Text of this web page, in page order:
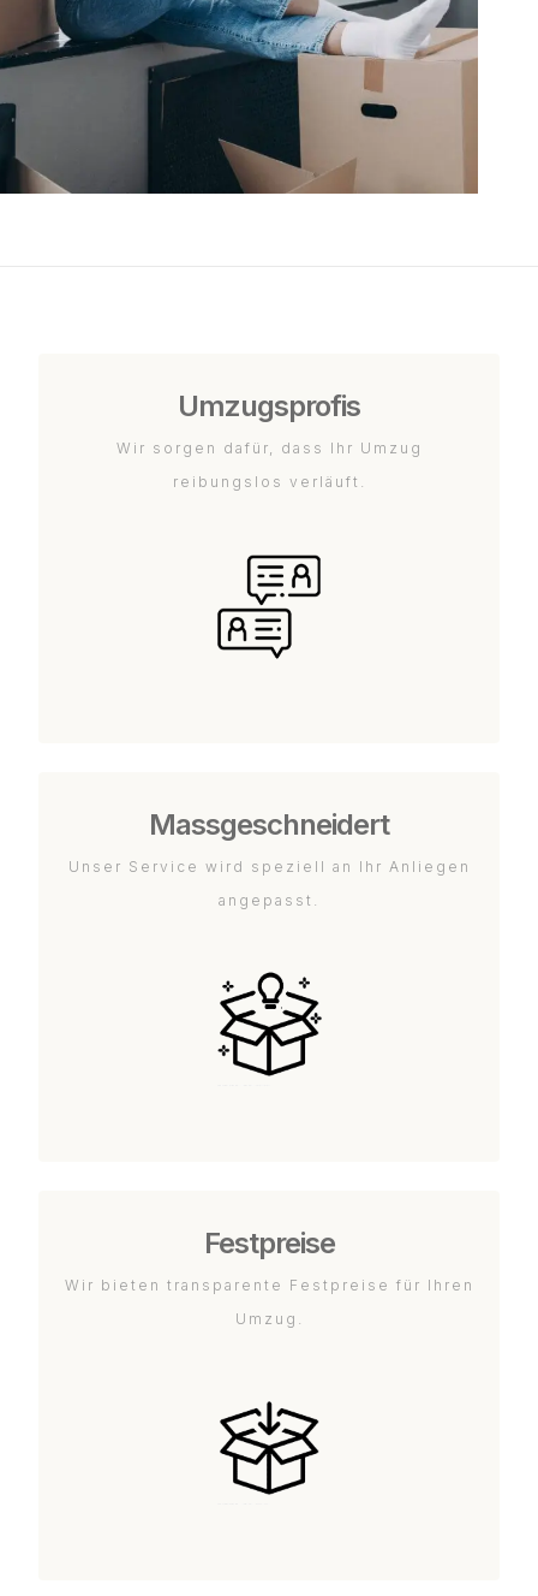
Umzugsprofis
Wir sorgen dafür, dass Ihr Umzug
reibungslos verläuft.
Massgeschneidert
Unser Service wird speziell an Ihr Anliegen
angepasst.
Festpreise
Wir bieten transparente Festpreise für Ihren
Umzug.